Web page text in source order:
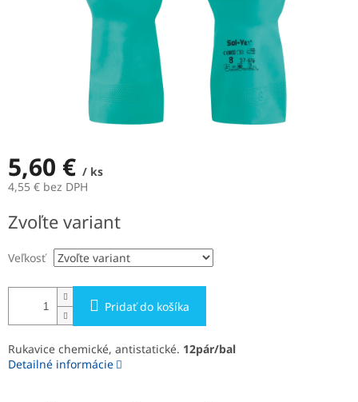
5,60 € / ks
4,55 € bez DPH
cena:
Zvoľte variant
Veľkosť
Pridať do košíka
Rukavice chemické, antistatické. 12pár/bal
Detailné informácie